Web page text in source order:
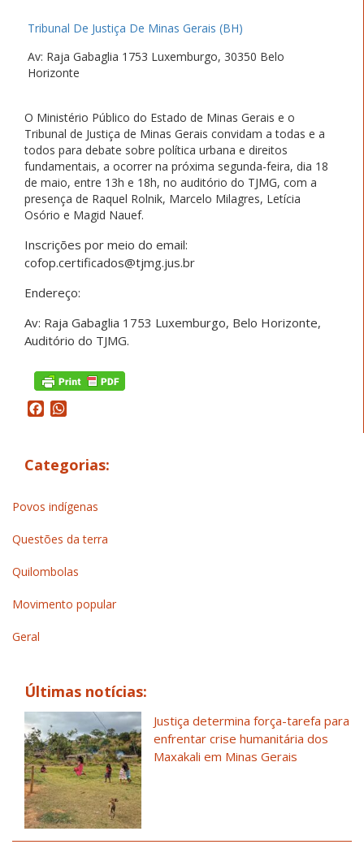
Tribunal De Justiça De Minas Gerais (BH)
Av: Raja Gabaglia 1753 Luxemburgo, 30350 Belo
Horizonte
O Ministério Público do Estado de Minas Gerais e o
Tribunal de Justiça de Minas Gerais convidam a todas e a
todos para debate sobre política urbana e direitos
fundamentais, a ocorrer na próxima segunda-feira, dia 18
de maio, entre 13h e 18h, no auditório do TJMG, com a
presença de Raquel Rolnik, Marcelo Milagres, Letícia
Osório e Magid Nauef.
Inscrições por meio do email:
cofop.certificados@tjmg.jus.br
Endereço:
Av: Raja Gabaglia 1753 Luxemburgo, Belo Horizonte,
Auditório do TJMG.
Facebook
Categorias:
Povos indígenas
Questões da terra
Quilombolas
Movimento popular
Geral
Últimas notícias:
Justiça determina força-tarefa para
enfrentar crise humanitária dos
Maxakali em Minas Gerais